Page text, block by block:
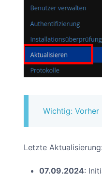
Wichtig: Vorher
Letzte Aktualisierung:
07.09.2024: